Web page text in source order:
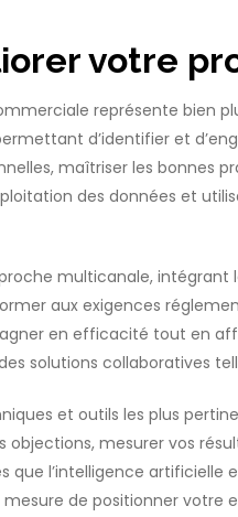
votre
représente bien
d’identifier et
maîtriser les bonnes
des données et
multicanale,
aux exigences
en efficacité tout en
solutions collaboratives
et outils les plus
mesurer vos
l’intelligence
de positionner